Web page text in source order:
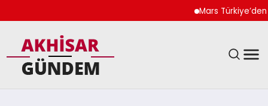
Mars Türkiye’den